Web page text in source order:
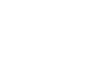
si selectionate din import 24